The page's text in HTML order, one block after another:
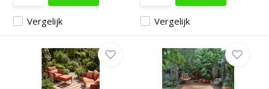
Vergelijk Vergelijk